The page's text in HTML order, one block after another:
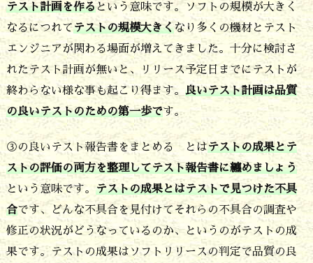
ト
は
目
的
に
わ
せ
て
実
施
テスト計画を作るという意味です。ソフトの規模が大きく
なるにつれてテストの規模大きくなり多くの機材とテスト
エンジニアが関わる場面が増えてきました。十分に検討さ
れたテスト計画が無いと、リリース予定日までにテストが
終わらない様な事も起こり得ます。 良いテスト計画は品質
の良いテストのための第一歩です。
③の良いテスト報告書をまとめる とはテストの成果とテ
ストの評価の両方を整理してテスト報告書に纏めましょう
という意味です。 テストの成果とはテストで見つけた不具
合です、どんな不具合を見付けてそれらの不具合の調査や
修正の状況がどうなっているのか、というのがテストの成
果です。テストの成果はソフトリリースの判定で品質の良